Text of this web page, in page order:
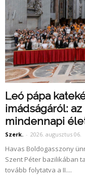
Leó pápa
imádságáról:
mindennapi
Szerk. - 2026. augusztus 06.
Havas Boldogasszony
Szent Péter bazilikában
tovább folytatva a II....